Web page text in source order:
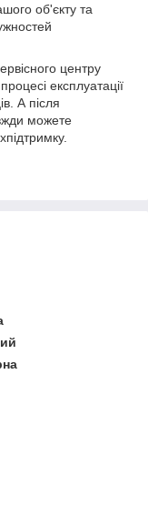
об'єкту та
центру
експлуатації
А після
можете